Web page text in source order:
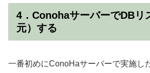
4．ConohaサーバーでDBリ
元）する
一番初めにConoHaサーバーで実施し